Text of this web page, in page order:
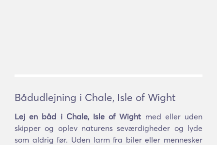
Bådudlejning i Chale, Isle of Wight
Lej en båd i Chale, Isle of Wight med eller uden
skipper og oplev naturens seværdigheder og lyde
som aldrig før. Uden larm fra biler eller mennesker